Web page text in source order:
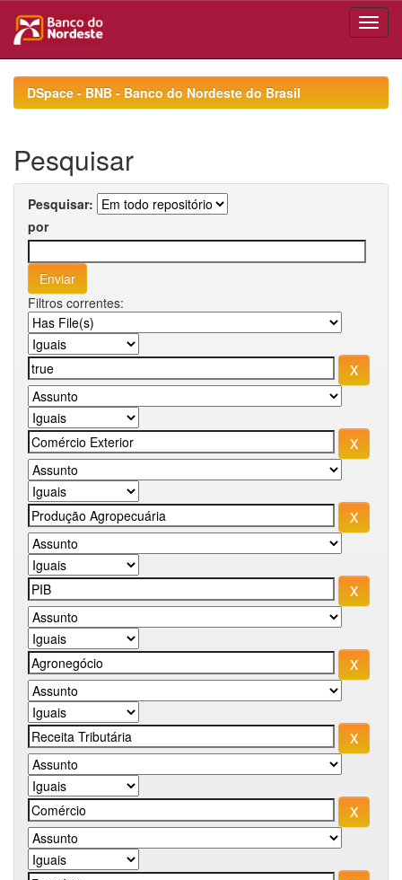
navigationDSpace - BNB - Banco do Nordeste do Brasil
Pesquisar
Pesquisar:
por
Filtros correntes: